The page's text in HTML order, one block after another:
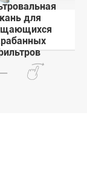
для